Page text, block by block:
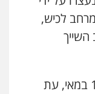
וחקירות
מעצרים
לכיש,
ראשיתה של החקירה הסמויה ב-18 במאי, עת